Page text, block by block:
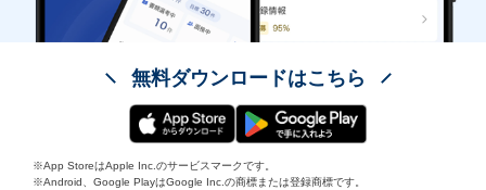
無料ダウンロードはこちら
※App StoreはApple Inc.のサービスマークです。
※Android、Google PlayはGoogle Inc.の商標または登録商標です。